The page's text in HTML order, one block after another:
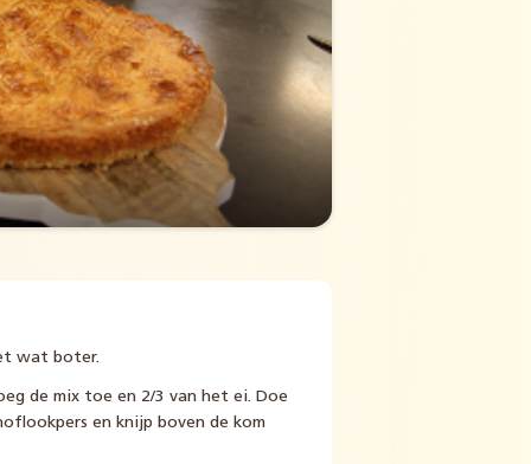
wat boter.
de mix toe en 2/3 van het ei. Doe
en knijp boven de kom